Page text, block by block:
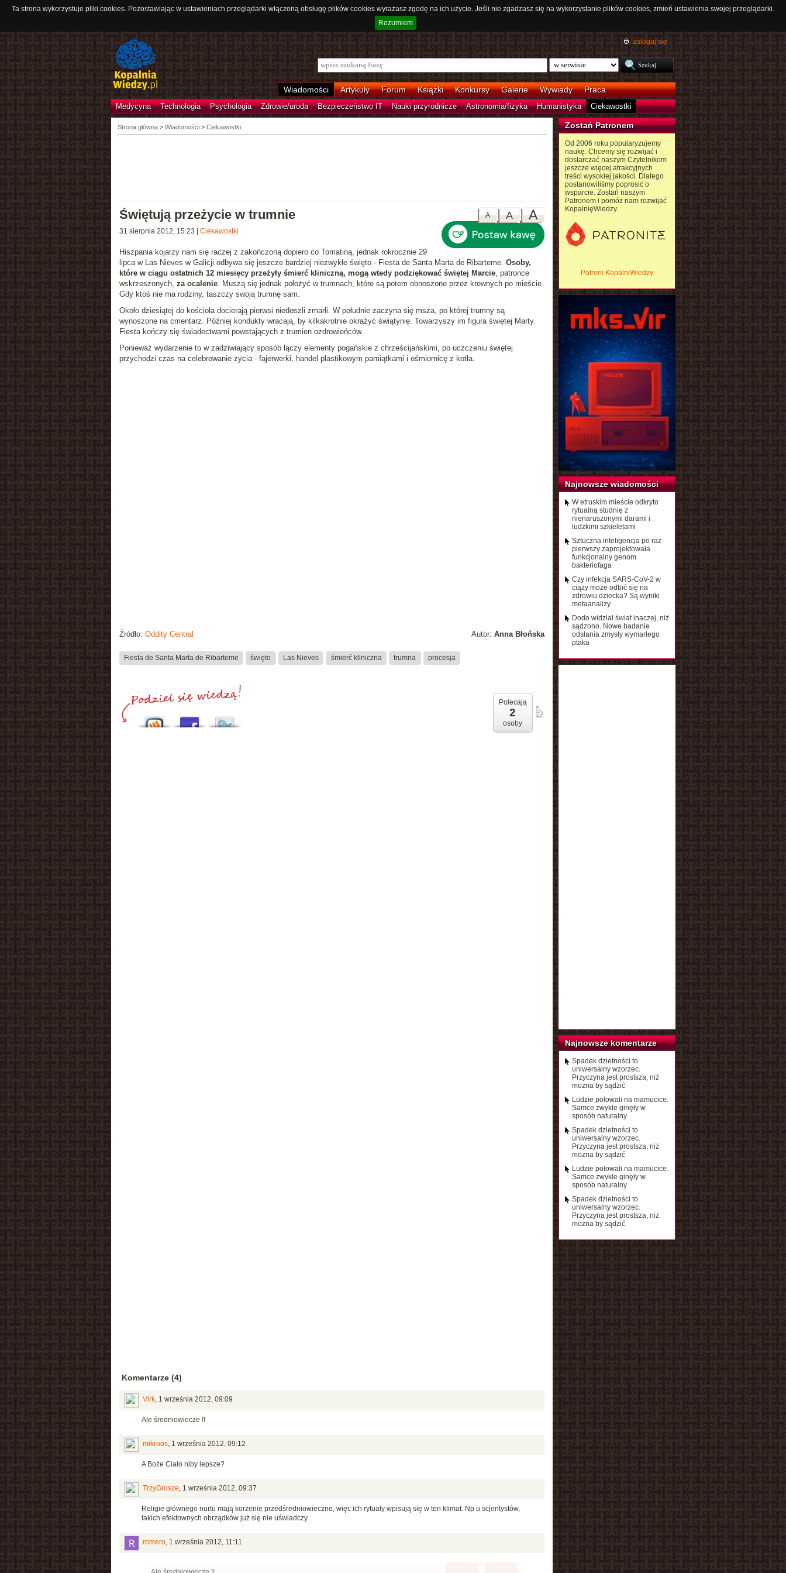
Ta strona wykorzystuje pliki cookies. Pozostawiając w ustawieniach przeglądarki włączoną obsługę plików cookies wyrażasz zgodę na ich użycie. Jeśli nie zgadzasz się na wykorzystanie plików cookies, zmień ustawienia swojej przeglądarki.
Rozumiem
zaloguj się
Wiadomości Artykuły Forum Książki Konkursy Galerie Wywiady Praca
Medycyna Technologia Psychologia Zdrowie/uroda Bezpieczeństwo IT Nauki przyrodnicze Astronomia/fizyka Humanistyka Ciekawostki
Strona główna> Wiadomości > Ciekawostki
A
A
A
Świętują przeżycie w trumnie
31 sierpnia 2012, 15:23 Ciekawostki
Hiszpania kojarzy nam się raczej z zakończoną dopiero co Tomatiną, jednak rokrocznie 29
lipca w Las Nieves w Galicji odbywa się jeszcze bardziej niezwykłe święto - Fiesta de Santa Marta de Ribarteme. Osoby,
które w ciągu ostatnich 12 miesięcy przeżyły śmierć kliniczną, mogą wtedy podziękować świętej Marcie, patronce
wskrzeszonych, za ocalenie. Muszą się jednak położyć w trumnach, które są potem obnoszone przez krewnych po mieście.
Gdy ktoś nie ma rodziny, taszczy swoją trumnę sam.
Około dziesiątej do kościoła docierają pierwsi niedoszli zmarli. W południe zaczyna się msza, po której trumny są
wynoszone na cmentarz. Później kondukty wracają, by kilkakrotnie okrążyć świątynię. Towarzyszy im figura świętej Marty.
Fiesta kończy się świadectwami powstających z trumien ozdrowieńców.
Ponieważ wydarzenie to w zadziwiający sposób łączy elementy pogańskie z chrześcijańskimi, po uczczeniu świętej
przychodzi czas na celebrowanie życia - fajerwerki, handel plastikowym pamiątkami i ośmiornicę z kotła.
Autor: Anna Błońska
Źródło: Oddity Central
Fiesta de Santa Marta de Ribarteme święto Las Nieves śmierć kliniczna trumna procesja
Polecają
2
osoby
Komentarze (4)
Virk, 1 września 2012, 09:09
Ale średniowiecze !!
mikroos, 1 września 2012, 09:12
A Boże Ciało niby lepsze?
TrzyGrosze, 1 września 2012, 09:37
Religie głównego nurtu mają korzenie przedśredniowieczne, więc ich rytuały wpisują się w ten klimat. Np u scjentystów,
takich efektownych obrządków już się nie uświadczy.
romero, 1 września 2012, 11:11
Zostań Patronem
Od 2006 roku popularyzujemy
naukę. Chcemy się rozwijać i
dostarczać naszym Czytelnikom
jeszcze więcej atrakcyjnych
treści wysokiej jakości. Dlatego
postanowiliśmy poprosić o
wsparcie. Zostań naszym
Patronem i pomóż nam rozwijać
KopalnięWiedzy.
Patroni KopalniWiedzy
Najnowsze wiadomości
W etruskim mieście odkryto
rytualną studnię z
nienaruszonymi darami i
ludzkimi szkieletami
Sztuczna inteligencja po raz
pierwszy zaprojektowała
funkcjonalny genom
bakteriofaga
Czy infekcja SARS-CoV-2 w
ciąży może odbić się na
zdrowiu dziecka? Są wyniki
metaanalizy
Dodo widział świat inaczej, niż
sądzono. Nowe badanie
odsłania zmysły wymarłego
ptaka
Najnowsze komentarze
Spadek dzietności to
uniwersalny wzorzec.
Przyczyna jest prostsza, niż
można by sądzić
Ludzie polowali na mamucice.
Samce zwykle ginęły w
sposób naturalny
Spadek dzietności to
uniwersalny wzorzec.
Przyczyna jest prostsza, niż
można by sądzić
Ludzie polowali na mamucice.
Samce zwykle ginęły w
sposób naturalny
Spadek dzietności to
uniwersalny wzorzec.
Przyczyna jest prostsza, niż
można by sądzić